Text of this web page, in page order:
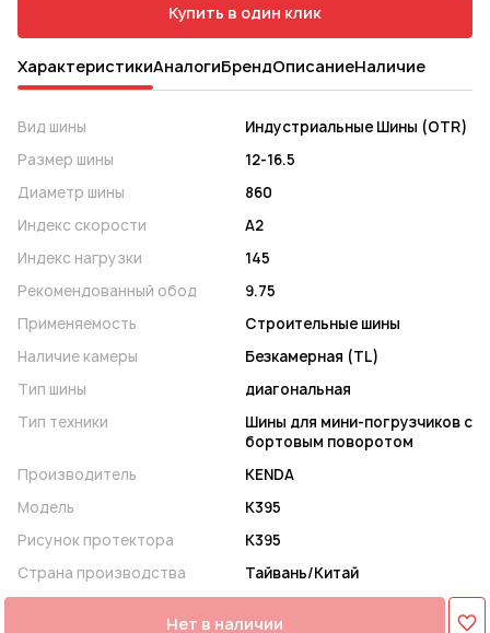
Купить в один клик
ХарактеристикиАналогиБрендОписаниеНаличие
Вид шины
Индустриальные Шины (OTR)
Размер шины
12-16.5
Диаметр шины
860
Индекс скорости
A2
Индекс нагрузки
145
Рекомендованный обод
9.75
Применяемость
Строительные шины
Наличие камеры
Безкамерная (TL)
Тип шины
диагональная
Тип техники
Шины для мини-погрузчиков с
бортовым поворотом
Производитель
KENDA
Модель
K395
Рисунок протектора
K395
Страна производства
Тайвань/Китай
Нет в наличии